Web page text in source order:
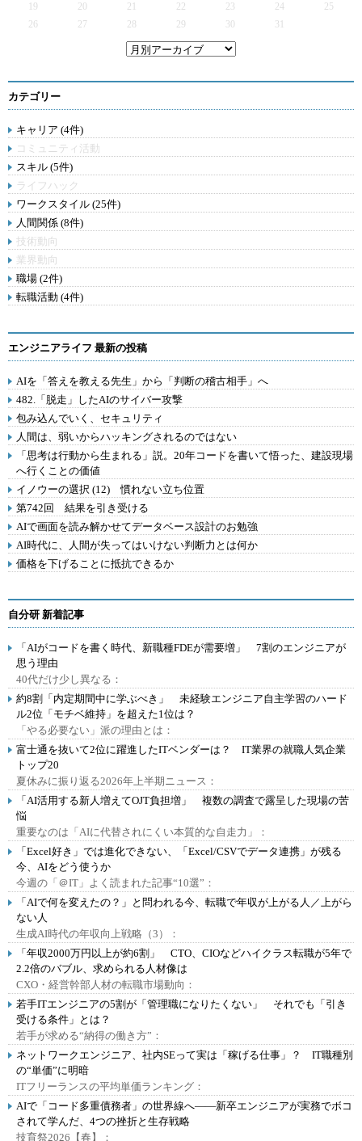
19
20 21 22 23 24
25
26
27 28 29 30 31
カテゴリー
キャリア (4件)
コミュニティ活動
スキル (5件)
ライフハック
ワークスタイル (25件)
人間関係 (8件)
技術動向
業界動向
職場 (2件)
転職活動 (4件)
エンジニアライフ 最新の投稿
AIを「答えを教える先生」から「判断の稽古相手」へ
482.「脱走」したAIのサイバー攻撃
包み込んでいく、セキュリティ
人間は、弱いからハッキングされるのではない
「思考は行動から生まれる」説。20年コードを書いて悟った、建設現場
へ行くことの価値
イノウーの選択 (12) 慣れない立ち位置
第742回 結果を引き受ける
AIで画面を読み解かせてデータベース設計のお勉強
AI時代に、人間が失ってはいけない判断力とは何か
価格を下げることに抵抗できるか
自分研 新着記事
「AIがコードを書く時代、新職種FDEが需要増」 7割のエンジニアが
思う理由
40代だけ少し異なる：
約8割「内定期間中に学ぶべき」 未経験エンジニア自主学習のハード
ル2位「モチベ維持」を超えた1位は？
「やる必要ない」派の理由とは：
富士通を抜いて2位に躍進したITベンダーは？ IT業界の就職人気企業
トップ20
夏休みに振り返る2026年上半期ニュース：
「AI活用する新人増えてOJT負担増」 複数の調査で露呈した現場の苦
悩
重要なのは「AIに代替されにくい本質的な自走力」：
「Excel好き」では進化できない、「Excel/CSVでデータ連携」が残る
今、AIをどう使うか
今週の「＠IT」よく読まれた記事“10選”：
「AIで何を変えたの？」と問われる今、転職で年収が上がる人／上がら
ない人
生成AI時代の年収向上戦略（3）：
「年収2000万円以上が約6割」 CTO、CIOなどハイクラス転職が5年で
2.2倍のバブル、求められる人材像は
CXO・経営幹部人材の転職市場動向：
若手ITエンジニアの5割が「管理職になりたくない」 それでも「引き
受ける条件」とは？
若手が求める“納得の働き方”：
ネットワークエンジニア、社内SEって実は「稼げる仕事」？ IT職種別
の“単価”に明暗
ITフリーランスの平均単価ランキング：
AIで「コード多重債務者」の世界線へ――新卒エンジニアが実務でボコ
されて学んだ、4つの挫折と生存戦略
技育祭2026【春】：